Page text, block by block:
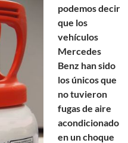
podemos decir
que los
vehículos
Mercedes
Benz han sido
los únicos que
no tuvieron
fugas de aire
acondicionado
en un choque